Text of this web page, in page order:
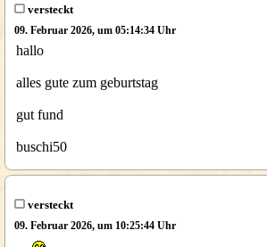
versteckt
09. Februar 2026, um 05:14:34 Uhr
hallo
alles gute zum geburtstag
gut fund
buschi50
versteckt
09. Februar 2026, um 10:25:44 Uhr